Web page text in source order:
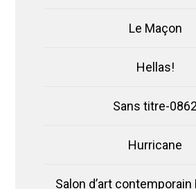
Le Maçon
Hellas!
Sans titre-0862
Hurricane
Salon d’art